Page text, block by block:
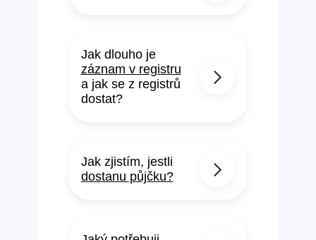
Jak dlouho je
záznam v registru
a jak se z registrů
dostat?
Jak zjistím, jestli
dostanu půjčku?